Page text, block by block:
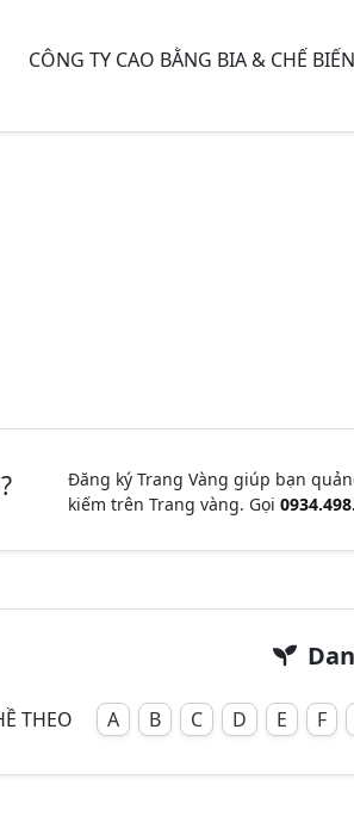
CÔNG TY CAO BẰNG BIA & CHẾ
Đăng ký Trang Vàng giúp bạn
kiếm trên Trang vàng. Gọi
THEO A B C D E F